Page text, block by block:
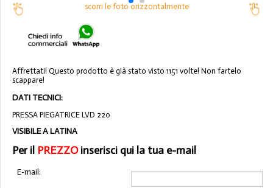
scorri le foto orizzontalmente
Affrettati! Questo prodotto è già stato visto 1151 volte! Non fartelo
scappare!
DATI TECNICI:
PRESSA PIEGATRICE LVD 220
VISIBILE A LATINA
Per il PREZZOinserisci qui la tua e-mail
E-mail: